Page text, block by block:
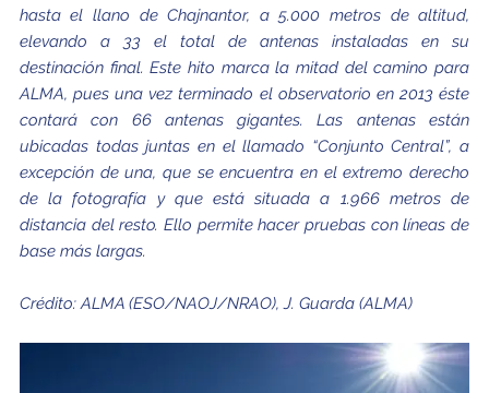
hasta el llano de Chajnantor, a 5.000 metros de altitud,
elevando a 33 el total de antenas instaladas en su
destinación final. Este hito marca la mitad del camino para
ALMA, pues una vez terminado el observatorio en 2013 éste
contará con 66 antenas gigantes. Las antenas están
ubicadas todas juntas en el llamado “Conjunto Central”, a
excepción de una, que se encuentra en el extremo derecho
de la fotografía y que está situada a 1.966 metros de
distancia del resto. Ello permite hacer pruebas con líneas de
base más largas.
Crédito: ALMA (ESO/NAOJ/NRAO), J. Guarda (ALMA)